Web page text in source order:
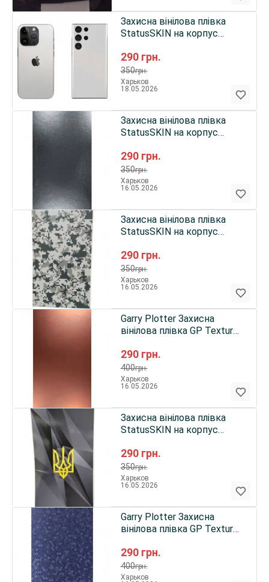
290 грн.
350грн.
Захисна вінілова плівка
StatusSKIN на корпус
Харьков
18.05.2026
290 грн.
350грн.
Захисна вінілова плівка
StatusSKIN на корпус
асфальт)
Харьков
16.05.2026
290 грн.
350грн.
Захисна вінілова плівка
StatusSKIN на корпус
піксель)
Харьков
16.05.2026
290 грн.
400грн.
Garry Plotter Захисна
вінілова плівка GP Texture
(Хамелеон матовий)
Харьков
16.05.2026
290 грн.
350грн.
Захисна вінілова плівка
StatusSKIN на корпус
чорному))
Харьков
16.05.2026
290 грн.
400грн.
Garry Plotter Захисна
вінілова плівка GP Texture
(Стільники сині)
Харьков